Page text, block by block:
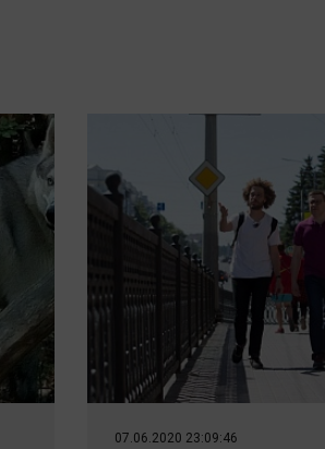
07.06.2020 23:09:46